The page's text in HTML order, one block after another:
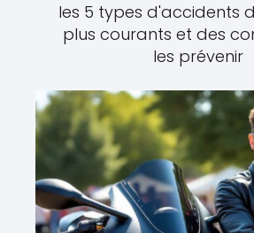
les 5 types d'accidents
plus courants et des
les prévenir